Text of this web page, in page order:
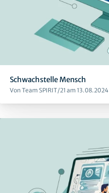
Schwachstelle Mensch
Von Team SPIRIT/21 am 13.08.2024